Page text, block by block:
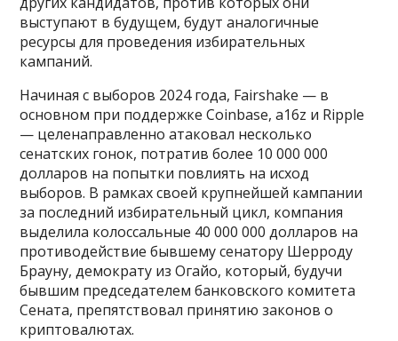
выступают в будущем, будут аналогичные
ресурсы для проведения избирательных
кампаний.
Начиная с выборов 2024 года, Fairshake — в
основном при поддержке Coinbase, a16z и Ripple
— целенаправленно атаковал несколько
сенатских гонок, потратив более 10 000 000
долларов на попытки повлиять на исход
выборов. В рамках своей крупнейшей кампании
за последний избирательный цикл, компания
выделила колоссальные 40 000 000 долларов на
противодействие бывшему сенатору Шерроду
Брауну, демократу из Огайо, который, будучи
бывшим председателем банковского комитета
Сената, препятствовал принятию законов о
криптовалютах.